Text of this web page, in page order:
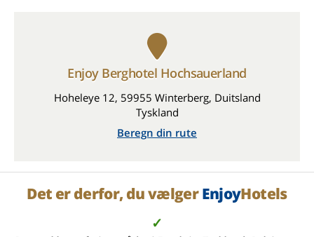
Enjoy Berghotel Hochsauerland
Hoheleye 12, 59955 Winterberg, Duitsland
Tyskland
Beregn din rute
Det er derfor, du vælgerEnjoyHotels
✓